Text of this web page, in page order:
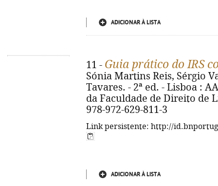
ADICIONAR À LISTA
11 - Guia prático do IRS
Sónia Martins Reis, Sérgio
Tavares. - 2ª ed. - Lisboa :
da Faculdade de Direito de
978-972-629-811-3
Link persistente: http://
ADICIONAR À LISTA